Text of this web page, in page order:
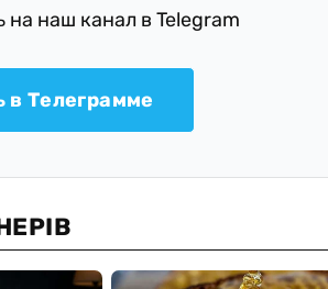
наш канал в Telegram
в Телеграмме